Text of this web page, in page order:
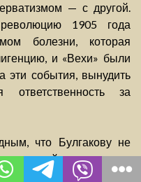
— с другой.
1905 года
болезни, которая
и «Вехи» были
эти события, вынудить
за
что Булгакову не
идеализм в
на ее взгляд, можно